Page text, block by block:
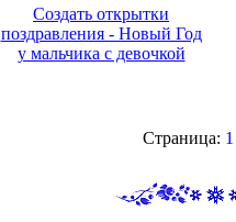
Создать открытки
поздравления - Новый Год
у мальчика с девочкой
Страница: 1